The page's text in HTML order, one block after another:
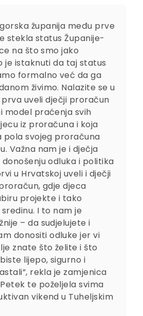
županija među prve
stekla status Županije-
na što smo jako
je istaknuti da taj status
formalno već da ga
živimo. Nalazite se u
prva uveli dječji proračun
model praćenja svih
iz proračuna i koja
pola svojeg proračuna
Važna nam je i dječja
odluka i politika
u Hrvatskoj uveli i dječji
gdje djeca
projekte i tako
I to nam je
– da sudjelujete i
donositi odluke jer vi
znate što želite i što
lijepo, sigurno i
rekla je zamjenica
te poželjela svima
vikend u Tuheljskim